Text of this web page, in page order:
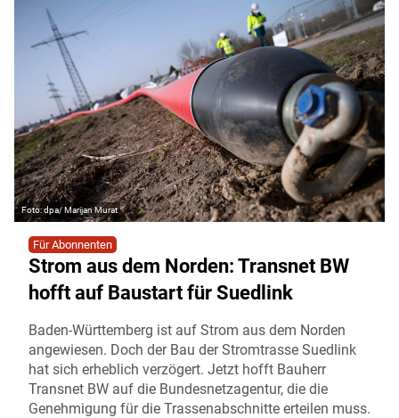
dpa/ Marijan Murat
Für Abonnenten
Strom aus dem Norden: Transnet BW
hofft auf Baustart für Suedlink
Baden-Württemberg ist auf Strom aus dem Norden
angewiesen. Doch der Bau der Stromtrasse Suedlink
hat sich erheblich verzögert. Jetzt hofft Bauherr
Transnet BW auf die Bundesnetzagentur, die die
Genehmigung für die Trassenabschnitte erteilen muss.